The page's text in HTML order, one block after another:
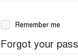
Remember me
Forgot your